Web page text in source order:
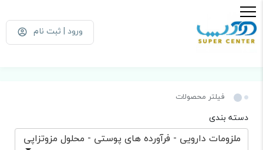
ورود | ثبت نام
فیلتر محصولات
دسته بندی
ملزومات دارویی - فرآورده های پوستی - محلول مزوتزاپی